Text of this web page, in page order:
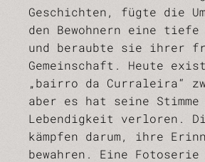
Geschichten, fügte die
den Bewohnern eine tiefe
und beraubte sie ihrer
Gemeinschaft. Heute
„bairro da Curraleira“
aber es hat seine Stimme
Lebendigkeit verloren.
kämpfen darum, ihre
bewahren. Eine